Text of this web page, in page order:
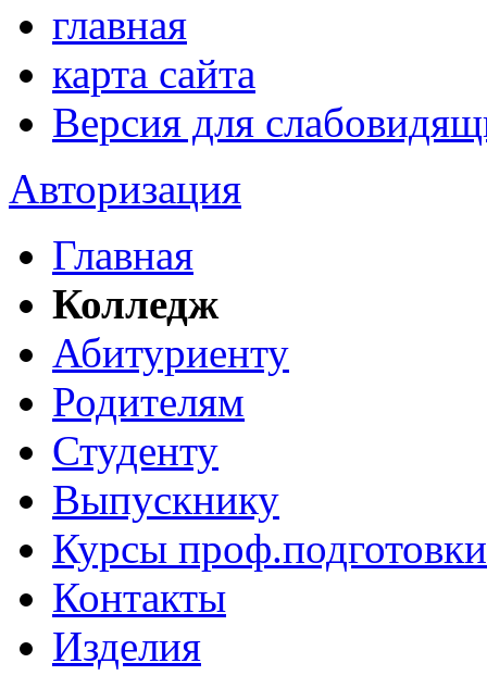
главная
карта сайта
Версия для
Авторизация
Главная
Колледж
Абитуриенту
Родителям
Студенту
Выпускнику
Курсы проф.подготовки
Контакты
Изделия